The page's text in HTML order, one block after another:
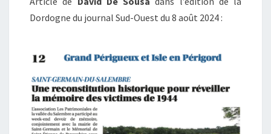
Dordogne du journal Sud-Ouest du 8 août 2024 :